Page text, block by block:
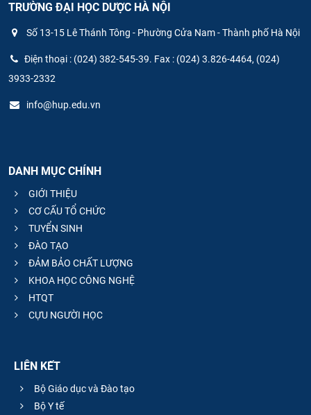
TRƯỜNG ĐẠI HỌC DƯỢC HÀ NỘI
Số 13-15 Lê Thánh Tông - Phường Cửa Nam - Thành phố Hà Nội
Điện thoại : (024) 382-545-39. Fax : (024) 3.826-4464, (024)
3933-2332
info@hup.edu.vn
DANH MỤC CHÍNH
GIỚI THIỆU
CƠ CẤU TỔ CHỨC
TUYỂN SINH
ĐÀO TẠO
ĐẢM BẢO CHẤT LƯỢNG
KHOA HỌC CÔNG NGHỆ
HTQT
CỰU NGƯỜI HỌC
LIÊN KẾT
Bộ Giáo dục và Đào tạo
Bộ Y tế